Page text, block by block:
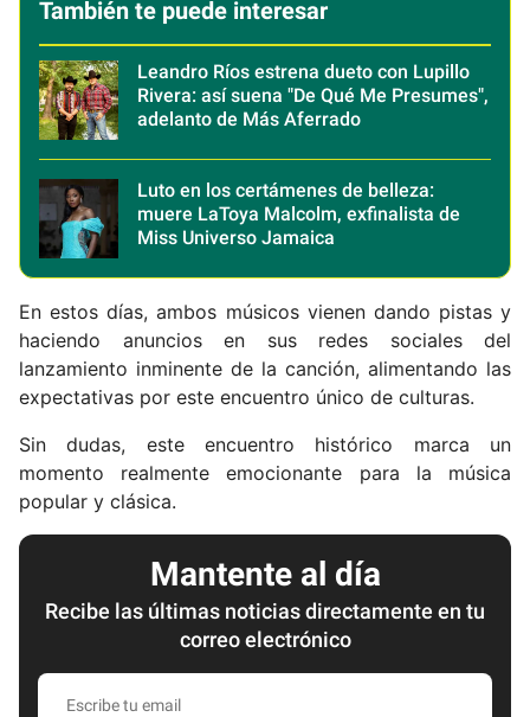
También te puede interesar
Leandro Ríos estrena dueto con Lupillo
Rivera: así suena "De Qué Me Presumes",
adelanto de Más Aferrado
Luto en los certámenes de belleza:
muere LaToya Malcolm, exfinalista de
Miss Universo Jamaica
En estos días, ambos músicos vienen dando pistas y
haciendo anuncios en sus redes sociales del
lanzamiento inminente de la canción, alimentando las
expectativas por este encuentro único de culturas.
Sin dudas, este encuentro histórico marca un
momento realmente emocionante para la música
popular y clásica.
Mantente al día
Recibe las últimas noticias directamente en tu
correo electrónico
E